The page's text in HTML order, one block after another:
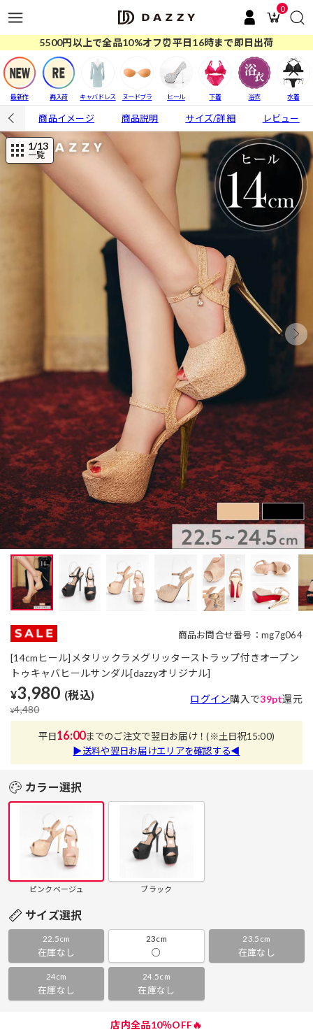
0
5500円以上で全品10%オフ⏰平日16時まで即日出荷
最新作 再入荷 キャバドレス ヌードブラ ヒール 下着 浴衣 水着
商品イメージ 商品説明 サイズ/詳細 レビュー
1/13
一覧
商品お問合せ番号：mg7g064
[14cmヒール]メタリックラメグリッターストラップ付きオープン
トゥキャバヒールサンダル[dazzyオリジナル]
¥3,980 (税込)
¥4,480
ログイン購入で39pt還元
平日16:00までのご注文で翌日お届け！(※土日祝15:00)
▶送料や翌日お届けエリアを確認する◀
カラー選択
ピンクベージュ ブラック
サイズ選択
22.5cm
在庫なし
23cm
○
23.5cm
在庫なし
24cm
在庫なし
24.5cm
在庫なし
店内全品10％OFF🔥